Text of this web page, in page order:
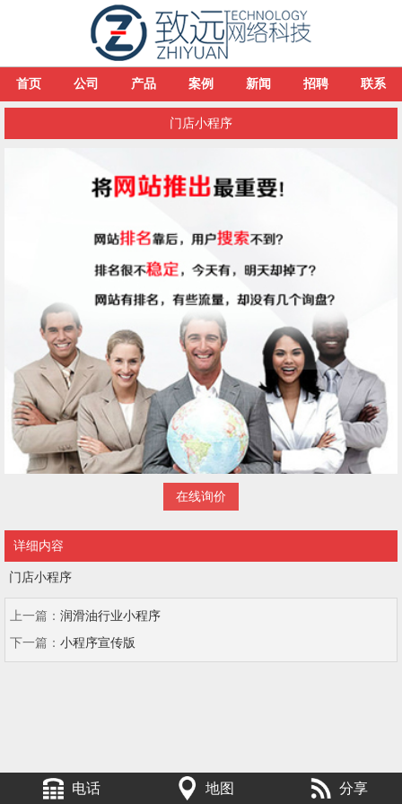
首页 公司 产品 案例 新闻 招聘 联系
门店小程序
在线询价
详细内容
门店小程序
上一篇： 润滑油行业小程序
下一篇： 小程序宣传版
电话 地图 分享